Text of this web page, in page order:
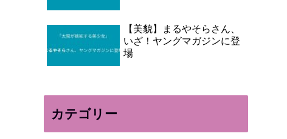
【美貌】まるやそらさん、
いざ！ヤングマガジンに登
場
カテゴリー